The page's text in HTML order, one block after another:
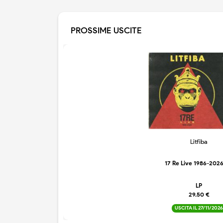
PROSSIME USCITE
Litfiba
17 Re Live 1986-2026
LP
29.50 €
USCITA IL 27/11/2026